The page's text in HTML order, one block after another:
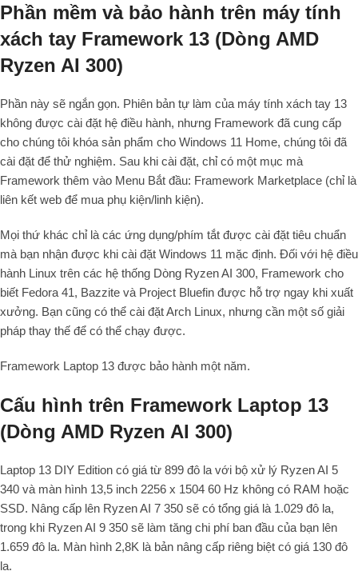
Phần mềm và bảo hành trên máy tính
xách tay Framework 13 (Dòng AMD
Ryzen AI 300)
Phần này sẽ ngắn gọn. Phiên bản tự làm của máy tính xách tay 13
không được cài đặt hệ điều hành, nhưng Framework đã cung cấp
cho chúng tôi khóa sản phẩm cho Windows 11 Home, chúng tôi đã
cài đặt để thử nghiệm. Sau khi cài đặt, chỉ có một mục mà
Framework thêm vào Menu Bắt đầu: Framework Marketplace (chỉ là
liên kết web để mua phụ kiện/linh kiện).
Mọi thứ khác chỉ là các ứng dụng/phím tắt được cài đặt tiêu chuẩn
mà bạn nhận được khi cài đặt Windows 11 mặc định. Đối với hệ điều
hành Linux trên các hệ thống Dòng Ryzen AI 300, Framework cho
biết Fedora 41, Bazzite và Project Bluefin được hỗ trợ ngay khi xuất
xưởng. Bạn cũng có thể cài đặt Arch Linux, nhưng cần một số giải
pháp thay thế để có thể chạy được.
Framework Laptop 13 được bảo hành một năm.
Cấu hình trên Framework Laptop 13
(Dòng AMD Ryzen AI 300)
Laptop 13 DIY Edition có giá từ 899 đô la với bộ xử lý Ryzen AI 5
340 và màn hình 13,5 inch 2256 x 1504 60 Hz không có RAM hoặc
SSD. Nâng cấp lên Ryzen AI 7 350 sẽ có tổng giá là 1.029 đô la,
trong khi Ryzen AI 9 350 sẽ làm tăng chi phí ban đầu của bạn lên
1.659 đô la. Màn hình 2,8K là bản nâng cấp riêng biệt có giá 130 đô
la.